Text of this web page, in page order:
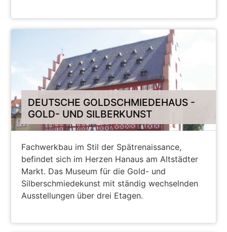
DEUTSCHE GOLDSCHMIEDEHAUS -
GOLD- UND SILBERKUNST
Fachwerkbau im Stil der Spätrenaissance,
befindet sich im Herzen Hanaus am Altstädter
Markt. Das Museum für die Gold- und
Silberschmiedekunst mit ständig wechselnden
Ausstellungen über drei Etagen.